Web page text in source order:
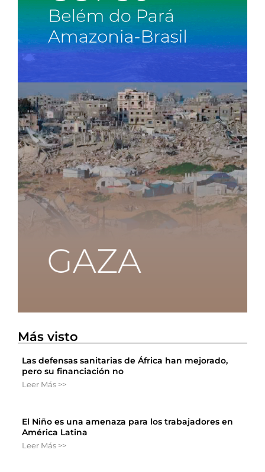
Más visto
Las defensas sanitarias de África han mejorado,
pero su financiación no
Leer Más >>
El Niño es una amenaza para los trabajadores en
América Latina
Leer Más >>